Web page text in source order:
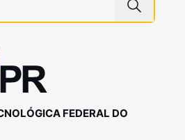
FEDERAL DO